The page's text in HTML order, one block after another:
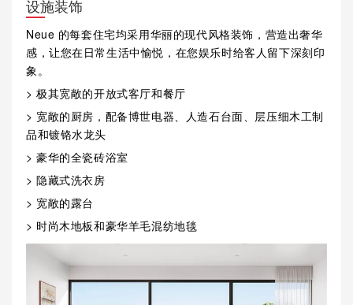
设施装饰
Neue 的每套住宅均采用华丽的现代风格装饰，营造出奢华
感，让您在日常生活中愉悦，在您娱乐时给客人留下深刻印
象。
> 极其宽敞的开放式客厅和餐厅
> 宽敞的厨房，配备博世电器、人造石台面、层压细木工制
品和镀铬水龙头
> 豪华的全瓷砖浴室
> 隐藏式洗衣房
> 宽敞的露台
> 时尚木地板和豪华羊毛混纺地毯